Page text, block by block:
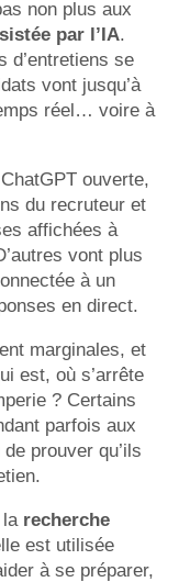
non plus aux
par l’IA.
d’entretiens se
vont jusqu’à
réel… voire à
ouverte,
du recruteur et
affichées à
vont plus
à un
en direct.
marginales, et
est, où s’arrête
? Certains
parfois aux
prouver qu’ils
recherche
est utilisée
à se préparer,